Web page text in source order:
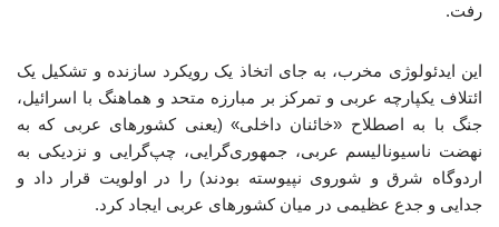
رفت.
این ایدئولوژی مخرب، به جای اتخاذ یک رویکرد سازنده و تشکیل یک
ائتلاف یکپارچه عربی و تمرکز بر مبارزه متحد و هماهنگ با اسرائیل،
جنگ با به اصطلاح «خائنان داخلی» (یعنی کشورهای عربی که به
نهضت ناسیونالیسم عربی، جمهوری‌گرایی، چپ‌گرایی و نزدیکی به
اردوگاه شرق و شوروی نپیوسته بودند) را در اولویت قرار داد و
جدایی و جدع عظیمی در میان کشورهای عربی ایجاد کرد.